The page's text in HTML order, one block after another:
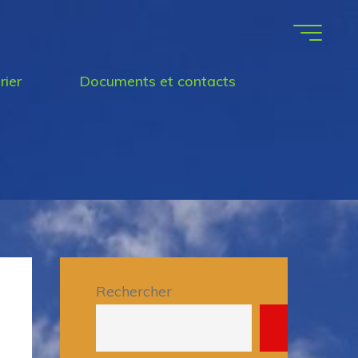
Documents et contacts
Rechercher